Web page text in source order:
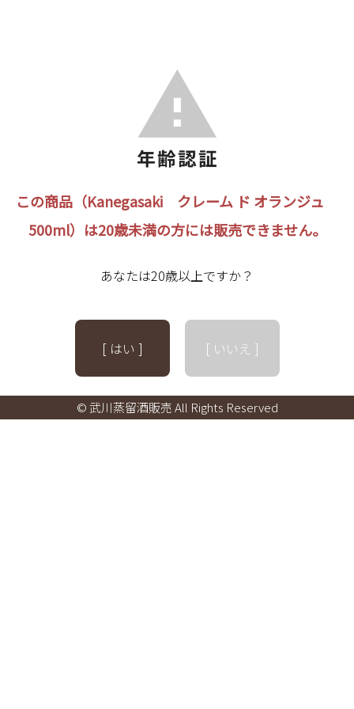
この商品（Kanegasaki クレーム ド オランジュ
500ml）は20歳未満の方には販売できません。
あなたは20歳以上ですか？
[ はい ] [ いいえ ]
© 武川蒸留酒販売 All Rights Reserved